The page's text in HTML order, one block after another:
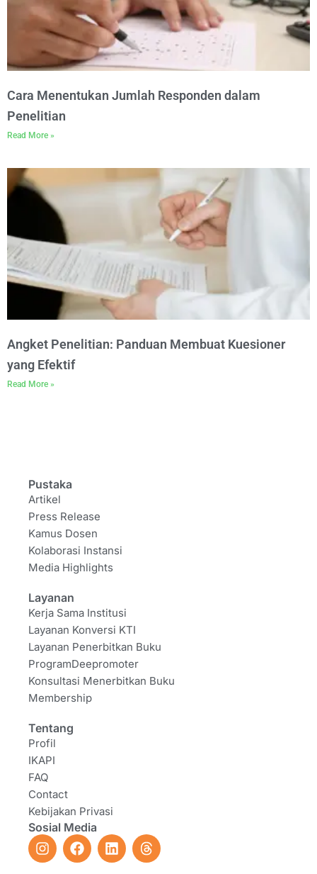
Cara Menentukan Jumlah Responden dalam
Penelitian
Read More »
Angket Penelitian: Panduan Membuat Kuesioner
yang Efektif
Read More »
Pustaka
Artikel
Press Release
Kamus Dosen
Kolaborasi Instansi
Media Highlights
Layanan
Kerja Sama Institusi
Layanan Konversi KTI
Layanan Penerbitkan Buku
ProgramDeepromoter
Konsultasi Menerbitkan Buku
Membership
Tentang
Profil
IKAPI
FAQ
Contact
Kebijakan Privasi
Sosial Media
I
n
F
a
L
i
T
h